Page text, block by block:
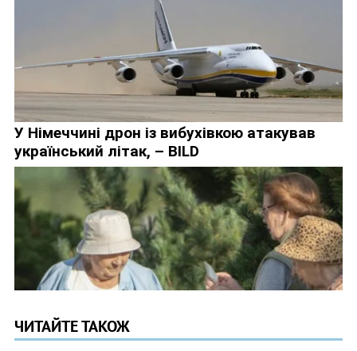
ЧИТАЙТЕ ТАКОЖ